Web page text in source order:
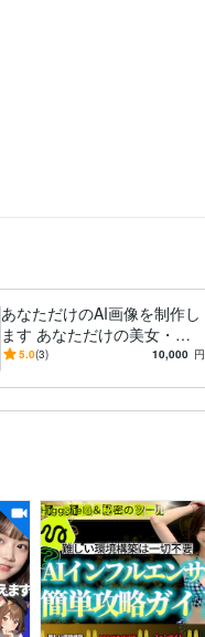
あなただけのAI画像を制作し
ます あなただけの美女・男
子を制作いたします。
5.0(3) 10,000 円